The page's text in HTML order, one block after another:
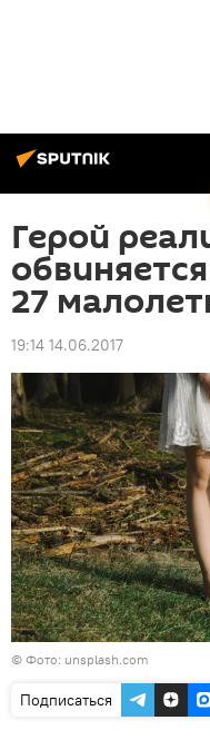
Герой
27
19:14 14.06.2017
© Фото: unsplash.com
Подписаться